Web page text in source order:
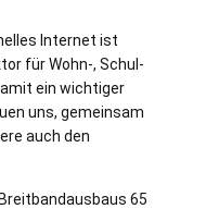
Internet ist
für Wohn-, Schul-
ein wichtiger
uns, gemeinsam
auch den
65